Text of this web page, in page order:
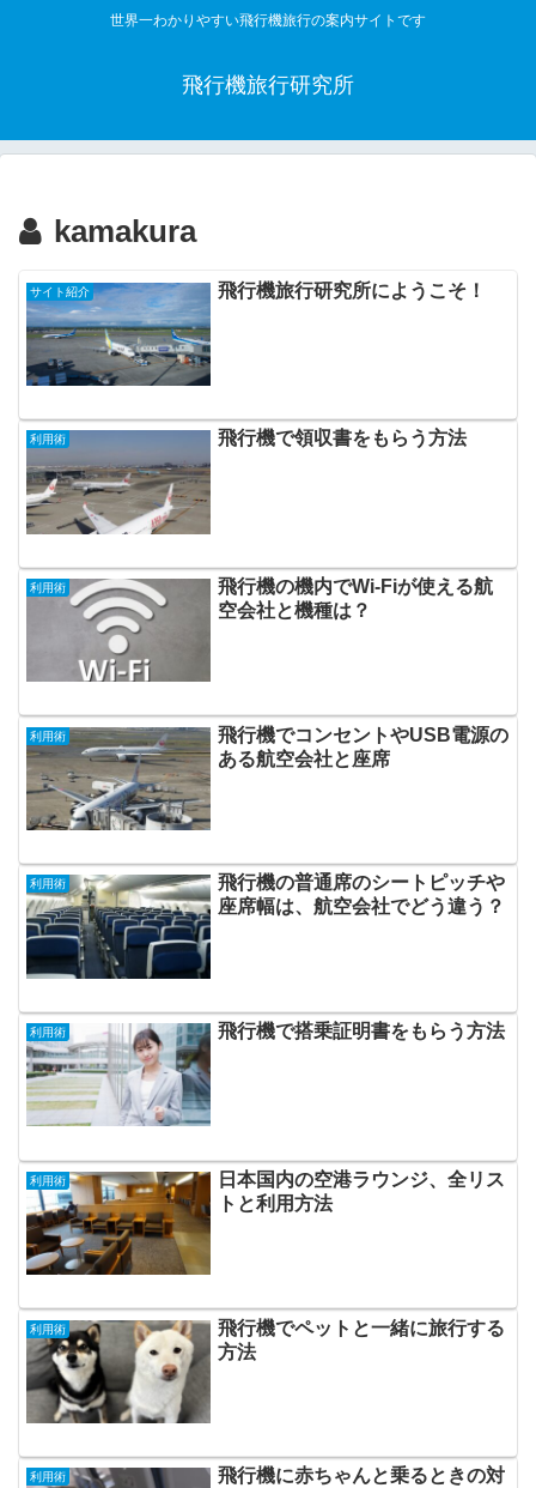
世界一わかりやすい飛行機旅行の案内サイトです
飛行機旅行研究所
kamakura
サイト紹介 飛行機旅行研究所にようこそ！
利用術 飛行機で領収書をもらう方法
利用術
飛行機の機内でWi-Fiが使える航
空会社と機種は？
利用術
飛行機でコンセントやUSB電源の
ある航空会社と座席
利用術
飛行機の普通席のシートピッチや
座席幅は、航空会社でどう違う？
利用術 飛行機で搭乗証明書をもらう方法
利用術
日本国内の空港ラウンジ、全リス
トと利用方法
利用術
飛行機でペットと一緒に旅行する
方法
利用術
飛行機に赤ちゃんと乗るときの対